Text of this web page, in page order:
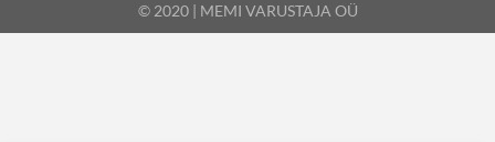
© 2020 | MEMI VARUSTAJA OÜ